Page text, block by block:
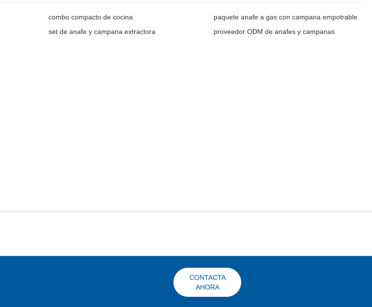
combo compacto de cocina
paquete anafe a gas con campana empotrable
set de anafe y campana extractora proveedor ODM de anafes y campanas
CONTACTA
AHORA